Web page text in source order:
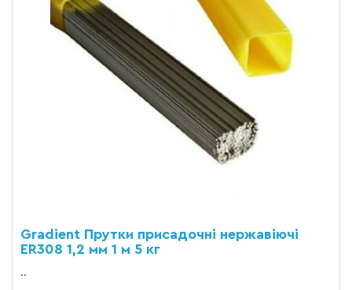
Gradient Прутки присадочні нержавіючі
ER308 1,2 мм 1 м 5 кг
..